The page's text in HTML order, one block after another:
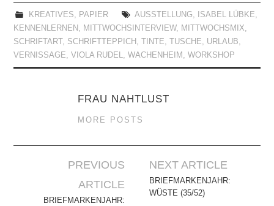
KREATIVES, PAPIER AUSSTELLUNG, ISABEL LÜBKE,
KENNENLERNEN , MITTWOCHSINTERVIEW, MITTWOCHSMIX,
SCHRIFTART , SCHRIFTTEPPICH , TINTE, TUSCHE, URLAUB,
VERNISSAGE,VIOLA RUDEL,WACHENHEIM ,WORKSHOP
FRAU NAHTLUST
MORE POSTS
Navigation
PREVIOUS
ARTICLE
BRIEFMARKENJAHR:
NEXT ARTICLE
BRIEFMARKENJAHR:
WÜSTE (35/52)